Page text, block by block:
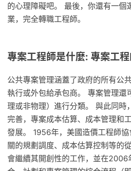
的心理障礙吧。 最後，你還有一個
業，完全轉職工程師。
專案工程師是什麼: 專案工
公共專案管理涵蓋了政府的所有公
執行或外包給承包商。 專案管理還
理或非物理）進行分類。 與此同時
完善，專案成本估算、成本管理和
發展。 1956年，美國造價工程師
關的規劃調度、成本估算控制等的
會繼續其開創性的工作，並在2006